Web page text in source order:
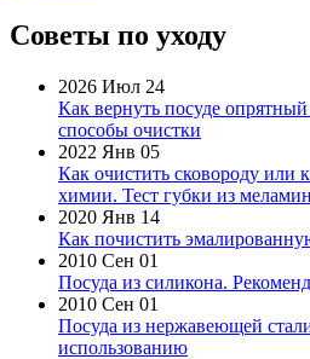
Советы по уходу
2026 Июл 24
Как вернуть посуде
способы очистки
2022 Янв 05
Как очистить сковороду или
химии. Тест губки из
2020 Янв 14
Как почистить
2010 Сен 01
Посуда из силикона.
2010 Сен 01
Посуда из нержавеющей
использованию